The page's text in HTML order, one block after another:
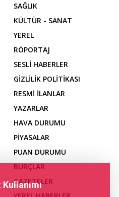
SAĞLIK
KÜLTÜR - SANAT
YEREL
RÖPORTAJ
SESLİ HABERLER
GİZLİLİK POLİTİKASI
RESMİ İLANLAR
YAZARLAR
HAVA DURUMU
PİYASALAR
PUAN DURUMU
BURÇLAR
GAZETELER